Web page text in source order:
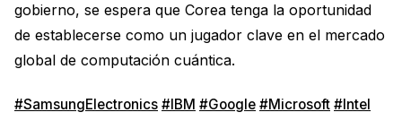
gobierno, se espera que Corea tenga la oportunidad
de establecerse como un jugador clave en el mercado
global de computación cuántica.
#SamsungElectronics #IBM #Google #Microsoft #Intel